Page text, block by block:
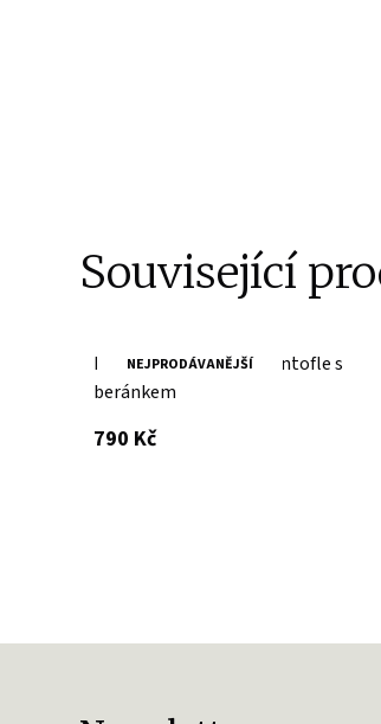
Související
NEJPRODÁVANĚJŠÍ
Kožené šedé domácí pantofle s
beránkem
790 Kčs DPH